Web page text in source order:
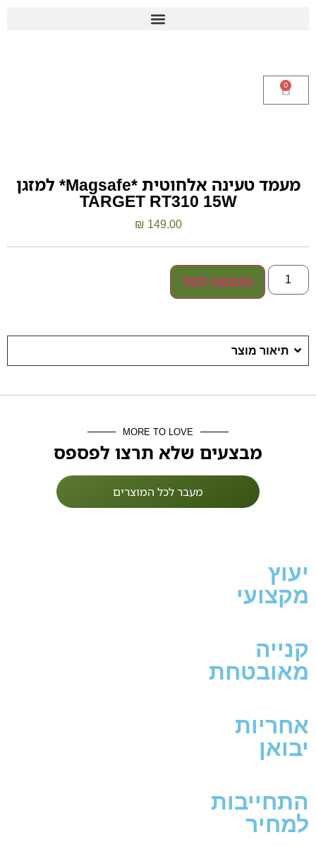
0
מעמד טעינה אלחוטית *Magsafe* למזגן
TARGET RT310 15W
₪ 149.00
הוספה לסל
תיאור מוצר
MORE TO LOVE
מבצעים שלא תרצו לפספס
מעבר לכל המוצרים
יעוץ
מקצועי
קנייה
מאובטחת
אחריות
יבואן
התחייבות
למחיר